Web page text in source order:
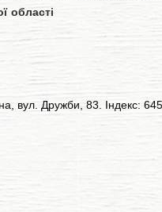
області
вул. Дружби, 83. Індекс: